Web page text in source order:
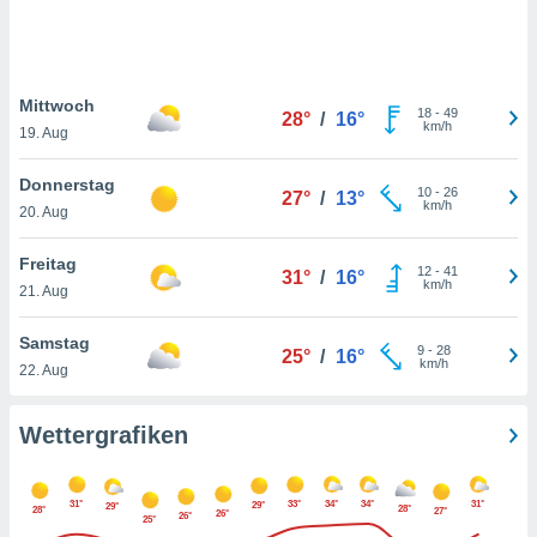
können
von
und
klicken.
und
Mittwoch
19. Aug
28° / 16° 18- 49
km/h
Donnerstag
20. Aug
27° / 13° 10- 26
km/h
Freitag
21. Aug
31° / 16° 12- 41
km/h
Samstag
22. Aug
25° / 16° 9- 28
km/h
Wettergrafiken
28°
31°
29°
25°
26° 26°
29° 33° 34° 34° 28° 27°
31°